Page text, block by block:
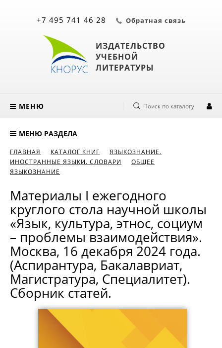
ИЗДАТЕЛЬСТВО
УЧЕБНОЙ
ЛИТЕРАТУРЫ
+7 495 741 46 28 Обратная связь
МЕНЮ Поиск по каталогу
МЕНЮ РАЗДЕЛА
ГЛАВНАЯ КАТАЛОГ КНИГ
ЯЗЫКОЗНАНИЕ.
ИНОСТРАННЫЕ ЯЗЫКИ. СЛОВАРИ
ОБЩЕЕ
ЯЗЫКОЗНАНИЕ
Материалы I ежегодного
круглого стола научной школы
«Язык, культура, этнос, социум
– проблемы взаимодействия».
Москва, 16 декабря 2024 года.
(Аспирантура, Бакалавриат,
Магистратура, Специалитет).
Сборник статей.